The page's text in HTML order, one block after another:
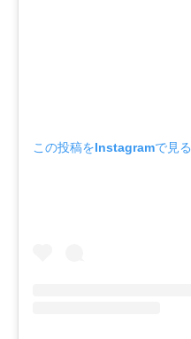
この投稿をInstagramで見る